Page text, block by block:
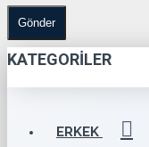
Gönder
KATEGORILER
ERKEK